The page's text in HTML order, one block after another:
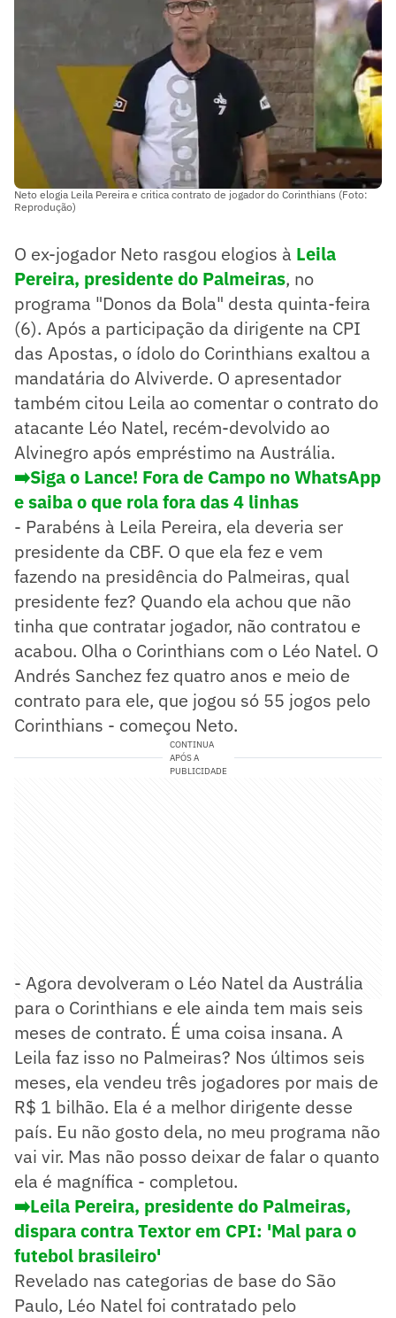
Neto elogia Leila Pereira e critica contrato de jogador do Corinthians (Foto:
Reprodução)
O ex-jogador Neto rasgou elogios à Leila
Pereira, presidente do Palmeiras, no
programa "Donos da Bola" desta quinta-feira
(6). Após a participação da dirigente na CPI
das Apostas, o ídolo do Corinthians exaltou a
mandatária do Alviverde. O apresentador
também citou Leila ao comentar o contrato do
atacante Léo Natel, recém-devolvido ao
Alvinegro após empréstimo na Austrália.
➡️Siga o Lance! Fora de Campo no WhatsApp
e saiba o que rola fora das 4 linhas
- Parabéns à Leila Pereira, ela deveria ser
presidente da CBF. O que ela fez e vem
fazendo na presidência do Palmeiras, qual
presidente fez? Quando ela achou que não
tinha que contratar jogador, não contratou e
acabou. Olha o Corinthians com o Léo Natel. O
Andrés Sanchez fez quatro anos e meio de
contrato para ele, que jogou só 55 jogos pelo
Corinthians - começou Neto.
CONTINUA
APÓS A
PUBLICIDADE
- Agora devolveram o Léo Natel da Austrália
para o Corinthians e ele ainda tem mais seis
meses de contrato. É uma coisa insana. A
Leila faz isso no Palmeiras? Nos últimos seis
meses, ela vendeu três jogadores por mais de
R$ 1 bilhão. Ela é a melhor dirigente desse
país. Eu não gosto dela, no meu programa não
vai vir. Mas não posso deixar de falar o quanto
ela é magnífica - completou.
➡️Leila Pereira, presidente do Palmeiras,
dispara contra Textor em CPI: 'Mal para o
futebol brasileiro'
Revelado nas categorias de base do São
Paulo, Léo Natel foi contratado pelo